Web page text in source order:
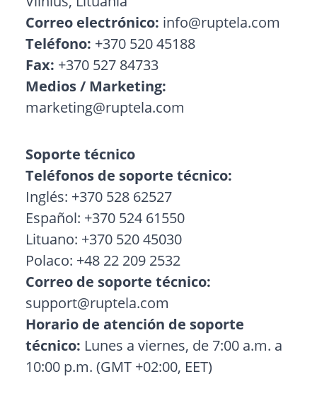
Correo electrónico: info@ruptela.com
Teléfono: +370 520 45188
Fax: +370 527 84733
Medios / Marketing:
marketing@ruptela.com
Soporte técnico
Teléfonos de soporte técnico:
Inglés: +370 528 62527
Español: +370 524 61550
Lituano: +370 520 45030
Polaco: +48 22 209 2532
Correo de soporte técnico:
support@ruptela.com
Horario de atención de soporte
técnico: Lunes a viernes, de 7:00 a.m. a
10:00 p.m. (GMT +02:00, EET)